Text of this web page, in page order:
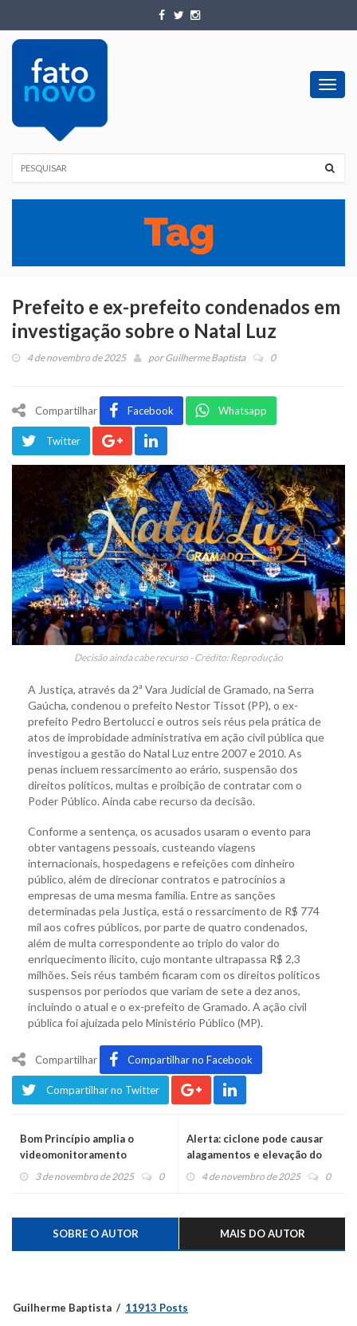
Prefeito e ex-prefeito condenados em
investigação sobre o Natal Luz
4 de novembro de 2025 porGuilherme Baptista 0
Compartilhar Facebook Whatsapp
Twitter
Decisão ainda cabe recurso - Crédito: Reprodução
A Justiça, através da 2ª Vara Judicial de Gramado, na Serra
Gaúcha, condenou o prefeito Nestor Tissot (PP), o ex-
prefeito Pedro Bertolucci e outros seis réus pela prática de
atos de improbidade administrativa em ação civil pública que
investigou a gestão do Natal Luz entre 2007 e 2010. As
penas incluem ressarcimento ao erário, suspensão dos
direitos políticos, multas e proibição de contratar com o
Poder Público. Ainda cabe recurso da decisão.
Conforme a sentença, os acusados usaram o evento para
obter vantagens pessoais, custeando viagens
internacionais, hospedagens e refeições com dinheiro
público, além de direcionar contratos e patrocínios a
empresas de uma mesma família. Entre as sanções
determinadas pela Justiça, está o ressarcimento de R$ 774
mil aos cofres públicos, por parte de quatro condenados,
além de multa correspondente ao triplo do valor do
enriquecimento ilícito, cujo montante ultrapassa R$ 2,3
milhões. Seis réus também ficaram com os direitos políticos
suspensos por períodos que variam de sete a dez anos,
incluindo o atual e o ex-prefeito de Gramado. A ação civil
pública foi ajuizada pelo Ministério Público (MP).
Compartilhar Compartilhar no Facebook
Compartilhar no Twitter
Bom Princípio amplia o
videomonitoramento
3 de novembro de 2025 0
Alerta: ciclone pode causar
alagamentos e elevação do
rio
4 de novembro de 2025 0
SOBRE O AUTOR MAIS DO AUTOR
Guilherme Baptista 11913 Posts